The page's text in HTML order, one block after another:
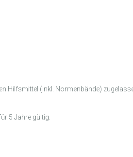
Hilfsmittel (inkl. Normenbände)
5 Jahre gültig.